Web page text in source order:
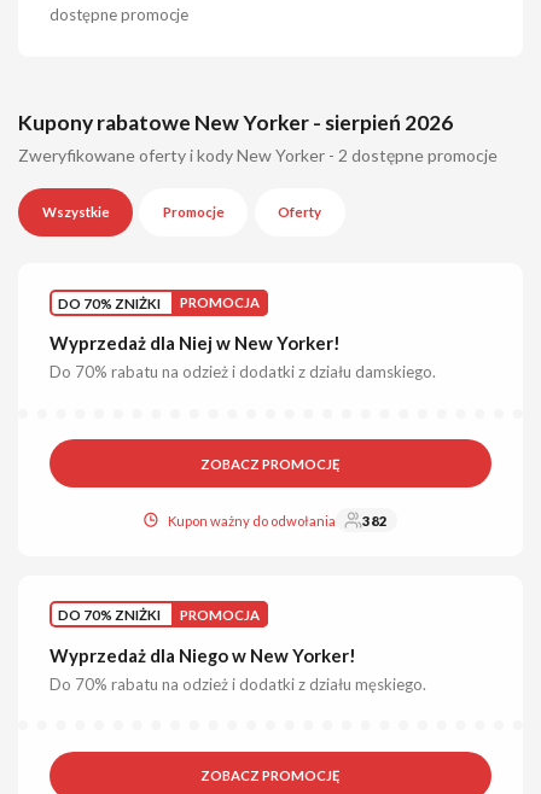
dostępne promocje
Kupony rabatowe New Yorker - sierpień 2026
Zweryfikowane oferty i kody New Yorker - 2 dostępne promocje
Wszystkie Promocje Oferty
DO 70% ZNIŻKI PROMOCJA
Wyprzedaż dla Niej w New Yorker!
Do 70% rabatu na odzież i dodatki z działu damskiego.
ZOBACZ PROMOCJĘ
Kupon ważny do odwołania 382
DO 70% ZNIŻKI PROMOCJA
Wyprzedaż dla Niego w New Yorker!
Do 70% rabatu na odzież i dodatki z działu męskiego.
ZOBACZ PROMOCJĘ